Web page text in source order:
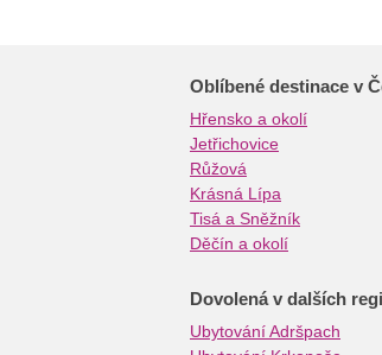
Oblíbené destinace v
Hřensko a okolí
Jetřichovice
Růžová
Krásná Lípa
Tisá a Sněžník
Děčín a okolí
Dovolená v dalších
Ubytování Adršpach